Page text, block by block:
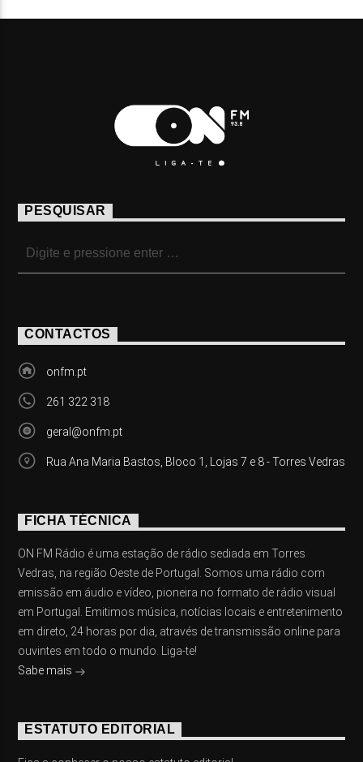
PESQUISAR
CONTACTOS
onfm.pt
261 322 318
geral@onfm.pt
Rua Ana Maria Bastos, Bloco 1, Lojas 7 e 8 - Torres Vedras
FICHA TÉCNICA
ON FM Rádio é uma estação de rádio sediada em Torres
Vedras, na região Oeste de Portugal. Somos uma rádio com
emissão em áudio e vídeo, pioneira no formato de rádio visual
em Portugal. Emitimos música, notícias locais e entretenimento
em direto, 24 horas por dia, através de transmissão online para
ouvintes em todo o mundo. Liga-te!
Sabe mais
ESTATUTO EDITORIAL